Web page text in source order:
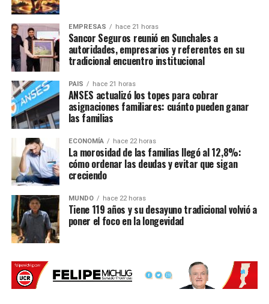
Trabajos en el lugar
Tras el accidente, personal policial realizó el
tránsito mientras se desarrollaban las tareas
correspondientes.
operativo
intervinieron
Rafaelay el
San
Vicente
EMPRESAS hace 21 horas
Sancor Seguros reunió en Sunchales a
autoridades, empresarios y referentes en su
tradicional encuentro institucional
PAIS hace 21 horas
ANSES actualizó los topes para cobrar
asignaciones familiares: cuánto pueden ganar
las familias
ECONOMÍA hace 22 horas
La morosidad de las familias llegó al 12,8%:
cómo ordenar las deudas y evitar que sigan
creciendo
MUNDO hace 22 horas
Tiene 119 años y su desayuno tradicional volvió a
poner el foco en la longevidad